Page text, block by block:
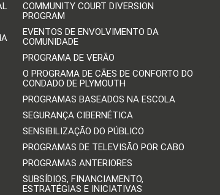
COMMUNITY COURT DIVERSION
PROGRAM
EVENTOS DE ENVOLVIMENTO DA
COMUNIDADE
PROGRAMA DE VERÃO
O PROGRAMA DE CÃES DE CONFORTO DO
CONDADO DE PLYMOUTH
PROGRAMAS BASEADOS NA ESCOLA
SEGURANÇA CIBERNÉTICA
SENSIBILIZAÇÃO DO PÚBLICO
PROGRAMAS DE TELEVISÃO POR CABO
PROGRAMAS ANTERIORES
SUBSÍDIOS, FINANCIAMENTO,
ESTRATÉGIAS E INICIATIVAS